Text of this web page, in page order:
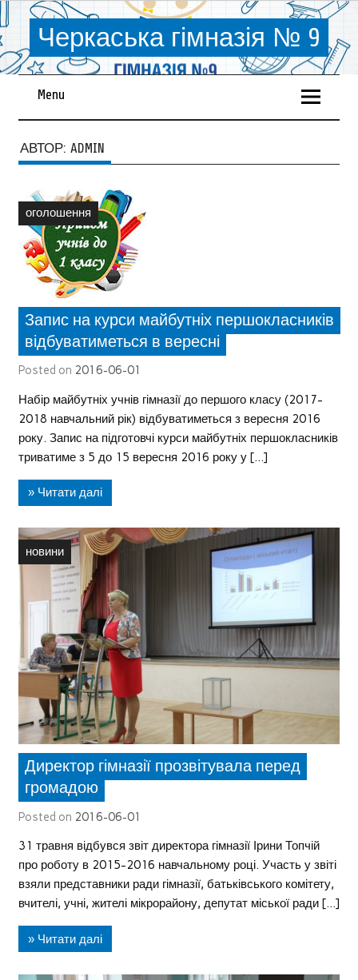
Черкаська гімназія № 9
Menu
АВТОР: ADMIN
оголошення
Запис на курси майбутніх першокласників
відбуватиметься в вересні
Posted on 2016-06-01
Набір майбутніх учнів гімназії до першого класу (2017-
2018 навчальний рік) відбуватиметься з вересня 2016
року. Запис на підготовчі курси майбутніх першокласників
триватиме з 5 до 15 вересня 2016 року у […]
» Читати далі
новини
Директор гімназії прозвітувала перед
громадою
Posted on 2016-06-01
31 травня відбувся звіт директора гімназії Ірини Топчій
про роботу в 2015-2016 навчальному році. Участь у звіті
взяли представники ради гімназії, батьківського комітету,
вчителі, учні, жителі мікрорайону, депутат міської ради […]
» Читати далі